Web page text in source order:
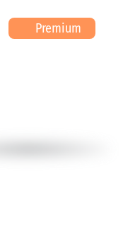
Premium